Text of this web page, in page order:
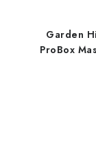
Garden
ProBox